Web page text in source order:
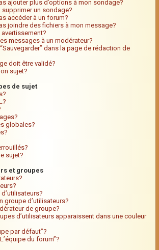
ajouter plus d’options à mon sondage?
un sondage?
accéder à un forum?
joindre des fichiers à mon message?
messages à un modérateur?
dans la page de rédaction de
doit être validé?
sujet?
de sujet
globales?
sujet?
et groupes
groupe d’utilisateurs?
de groupe?
d’utilisateurs apparaissent dans une couleur
par défaut”?
du forum”?